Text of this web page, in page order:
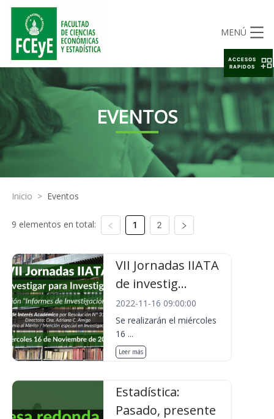
MENÚ
EVENTOS
Inicio > Eventos
9 elementos en total: 1 2
VII Jornadas IIATA
de investig...
2022-11-16 09:00:00
Se realizarán el miércoles
16 ...
Leer más
Estadística:
Pasado, presente
ACCESOS
RAPIDOS